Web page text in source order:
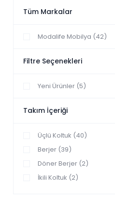
Tüm Markalar
Modalife Mobilya (42)
Filtre Seçenekleri
Yeni Ürünler (5)
Takım İçeriği
Üçlü Koltuk (40)
Berjer (39)
Döner Berjer (2)
İkili Koltuk (2)